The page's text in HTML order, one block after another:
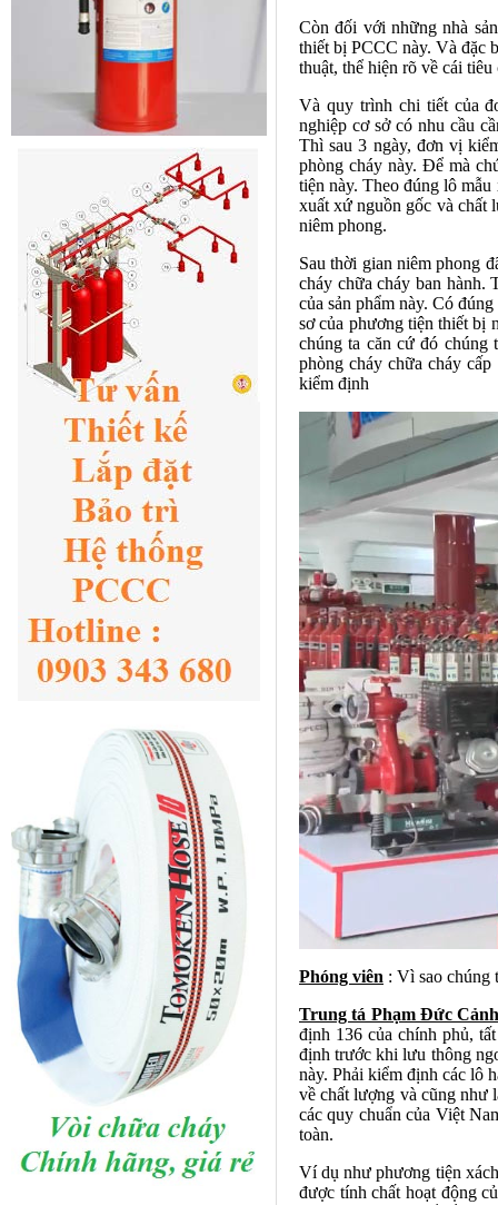
Còn đối với những nhà
thiết bị PCCC này. Và đặc
thuật, thể hiện rõ về cái
Và quy trình chi tiết của
nghiệp cơ sở có nhu cầu
Thì sau 3 ngày, đơn vị
phòng cháy này. Để mà
tiện này. Theo đúng lô
xuất xứ nguồn gốc và chất
niêm phong.
Sau thời gian niêm phong
cháy chữa cháy ban hành.
của sản phẩm này. Có
sơ của phương tiện thiết bị
chúng ta căn cứ đó chúng
phòng cháy chữa cháy
kiểm định
Phóng viên : Vì sao chúng
Trung tá Phạm Đức
định 136 của chính phủ,
định trước khi lưu thông
này. Phải kiểm định các lô
về chất lượng và cũng như
các quy chuẩn của Việt
toàn.
Ví dụ như phương tiện
được tính chất hoạt động